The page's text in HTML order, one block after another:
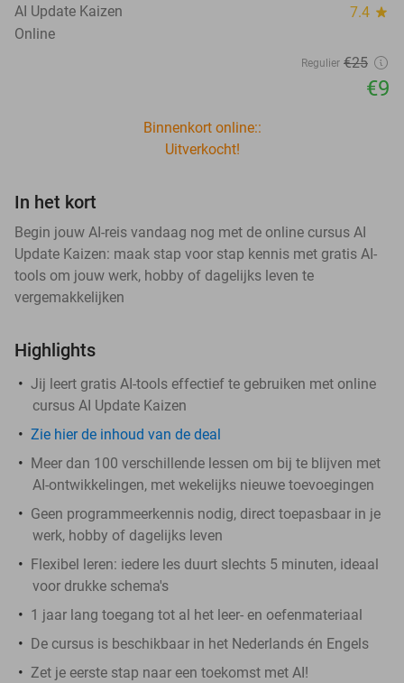
AI Update Kaizen 7.4 star
Online
Regulier €25
€9
Binnenkort online::
Uitverkocht!
In het kort
Begin jouw AI-reis vandaag nog met de online cursus AI
Update Kaizen: maak stap voor stap kennis met gratis AI-
tools om jouw werk, hobby of dagelijks leven te
vergemakkelijken
Highlights
Jij leert gratis AI-tools effectief te gebruiken met online
cursus AI Update Kaizen
Zie hier de inhoud van de deal
Meer dan 100 verschillende lessen om bij te blijven met
AI-ontwikkelingen, met wekelijks nieuwe toevoegingen
Geen programmeerkennis nodig, direct toepasbaar in je
werk, hobby of dagelijks leven
Flexibel leren: iedere les duurt slechts 5 minuten, ideaal
voor drukke schema's
1 jaar lang toegang tot al het leer- en oefenmateriaal
De cursus is beschikbaar in het Nederlands én Engels
Zet je eerste stap naar een toekomst met AI!